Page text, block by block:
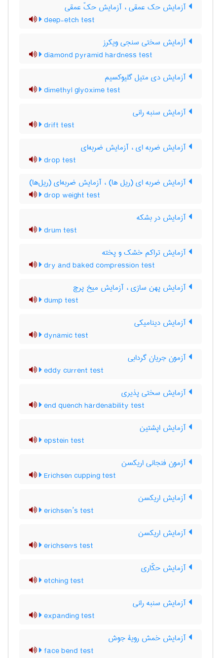
آزمایش حک عمقی ، آزمایش حکّ عمقی
deep-etch test
آزمایش سختی سنجی ویکرز
diamond pyramid hardness test
آزمایش دی متیل گلیوکسیم
dimethyl glyoxime test
آزمایش سنبه رانی
drift test
آزمایش ضربه ای ، آزمایش ضربه‌ای
drop test
آزمایش ضربه ای (ریل ها) ، آزمایش ضربه‌ای (ریل‌ها)
drop weight test
آزمایش در بشکه
drum test
آزمایش تراکم خشک و پخته
dry and baked compression test
آزمایش پهن سازی ، آزمایش میخ پرچ
dump test
آزمایش دینامیکی
dynamic test
آزمون جریان گردابی
eddy current test
آزمایش سختی پذیری
end quench hardenability test
آزمایش اپشتین
epstein test
آزمون فنجانی اریکسن
Erichsen cupping test
آزمایش اریکسن
erichsen’s test
آزمایش اریکسن
erichsen's test
آزمایش حکّاری
etching test
آزمایش سنبه رانی
expanding test
آزمایش خمش رویۀ جوش
face bend test